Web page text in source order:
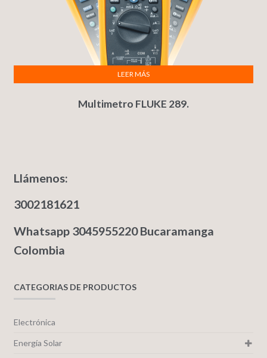
Multimetro FLUKE 289.
LEER MÁS
Llámenos:
3002181621
Whatsapp 3045955220 Bucaramanga
Colombia
CATEGORIAS DE PRODUCTOS
Electrónica
Energía Solar